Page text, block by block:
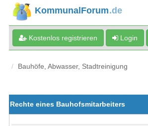
KommunalForum.de
Kostenlos registrieren Login
Bauhöfe, Abwasser, Stadtreinigung
Rechte eines Bauhofsmitarbeiters